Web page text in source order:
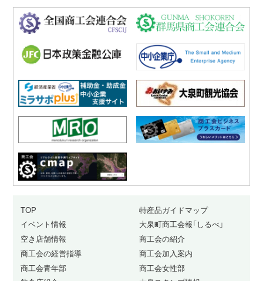
TOP
特産品ガイドマップ
イベント情報
大泉町商工会報「しるべ」
空き店舗情報
商工会の紹介
商工会の経営指導
商工会加入案内
商工会青年部
商工会女性部